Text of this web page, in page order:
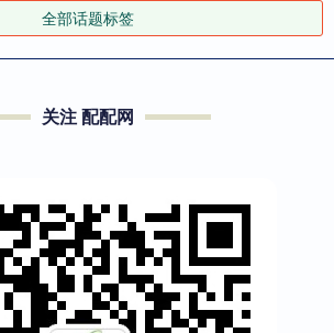
全部话题标签
关注 配配网